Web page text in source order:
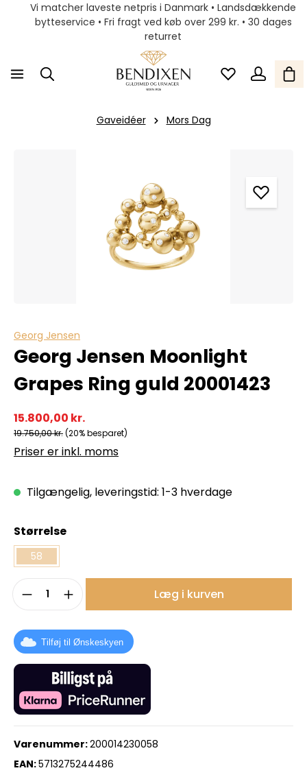
Vi matcher laveste netpris i Danmark • Landsdækkende
bytteservice • Fri fragt ved køb over 299 kr. • 30 dages
returret
Gaveidéer Mors Dag
Georg Jensen
Georg Jensen Moonlight
Grapes Ring guld 20001423
15.800,00 kr.
19.750,00 kr.(20% besparet)
Priser er inkl. moms
Tilgængelig, leveringstid: 1-3 hverdage
Vælg
Størrelse
58
Produktmængde: Indtast det
Læg i kurven
Tilføj til Ønskeskyen
Varenummer:200014230058
EAN:5713275244486